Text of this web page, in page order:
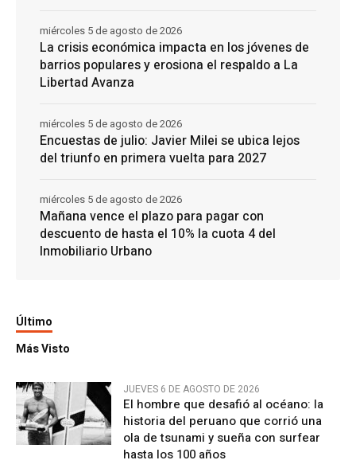
La crisis económica impacta en los jóvenes de
barrios populares y erosiona el respaldo a La
Libertad Avanza
miércoles 5 de agosto de 2026
Encuestas de julio: Javier Milei se ubica lejos
del triunfo en primera vuelta para 2027
miércoles 5 de agosto de 2026
Mañana vence el plazo para pagar con
descuento de hasta el 10% la cuota 4 del
Inmobiliario Urbano
miércoles 5 de agosto de 2026
Último
Más Visto
JUEVES 6 DE AGOSTO DE 2026
El hombre que desafió al océano: la
historia del peruano que corrió una
ola de tsunami y sueña con surfear
hasta los 100 años